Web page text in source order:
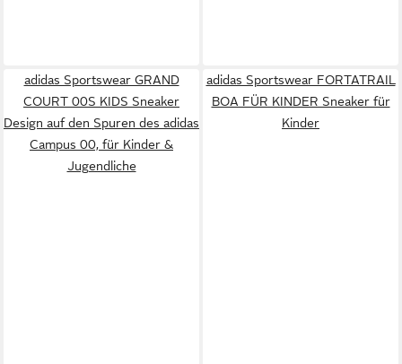
adidas Sportswear GRAND
COURT 00S KIDS Sneaker
Design auf den Spuren des adidas
Campus 00, für Kinder &
Jugendliche
adidas Sportswear FORTATRAIL
BOA FÜR KINDER Sneaker für
Kinder